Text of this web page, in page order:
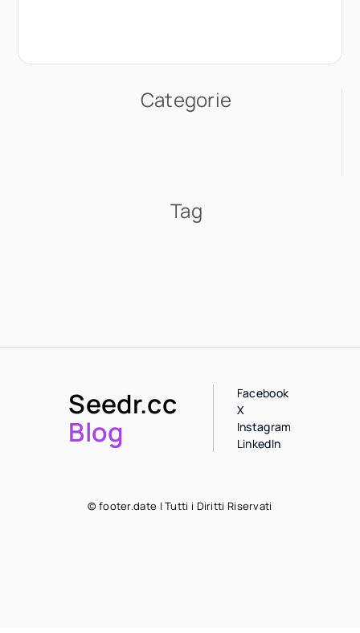
Categorie
Tag
Seedr.cc
Blog
Facebook
X
Instagram
LinkedIn
© footer.date | Tutti i Diritti Riservati